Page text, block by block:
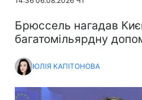
Брюссель нагадав
багатомільярдну
ЮЛІЯ КАПІТОНОВА